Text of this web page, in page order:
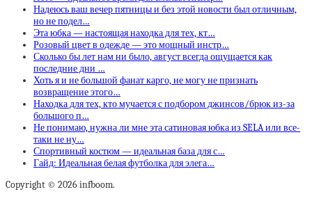
Надеюсь ваш вечер пятницы и без этой новости был отличным,
но не подел…
Эта юбка — настоящая находка для тех, кт…
Розовый цвет в одежде — это мощный инстр…
Сколько бы лет нам ни было, август всегда ощущается как
последние дни …
Хоть я и не большой фанат карго, не могу не признать
возвращение этого…
Находка для тех, кто мучается с подбором джинсов/брюк из-за
большого п…
Не понимаю, нужна ли мне эта сатиновая юбка из SELA или все-
таки не ну…
Спортивный костюм — идеальная база для с…
Гайд: Идеальная белая футболка для элега…
Copyright © 2026 infboom.